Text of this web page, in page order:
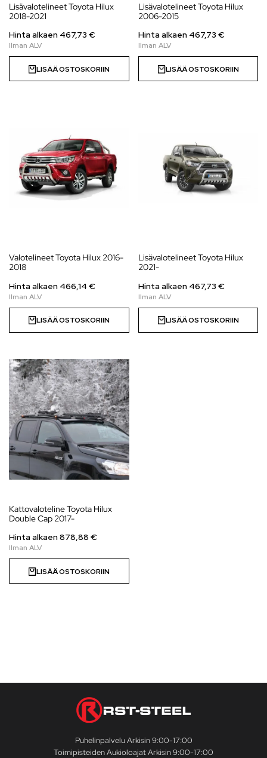
Lisävalotelineet Toyota Hilux
2018-2021
Hinta alkaen 467,73 €
LISÄÄ OSTOSKORIIN
Lisävalotelineet Toyota Hilux
2006-2015
Hinta alkaen 467,73 €
LISÄÄ OSTOSKORIIN
Valotelineet Toyota Hilux 2016-
2018
Hinta alkaen 466,14 €
LISÄÄ OSTOSKORIIN
Lisävalotelineet Toyota Hilux
2021-
Hinta alkaen 467,73 €
LISÄÄ OSTOSKORIIN
Kattovaloteline Toyota Hilux
Double Cap 2017-
Hinta alkaen878,88 €
LISÄÄ OSTOSKORIIN
Puhelinpalvelu Arkisin 9:00-17:00
Toimipisteiden Aukioloajat Arkisin 9:00-17:00